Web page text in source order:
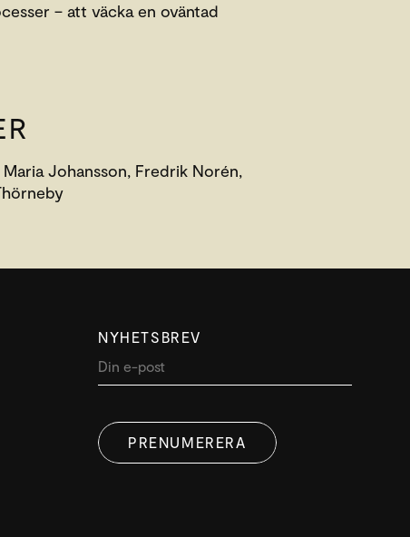
– att väcka en oväntad
Johansson, Fredrik Norén,
NYHETSBREV
PRENUMERERA